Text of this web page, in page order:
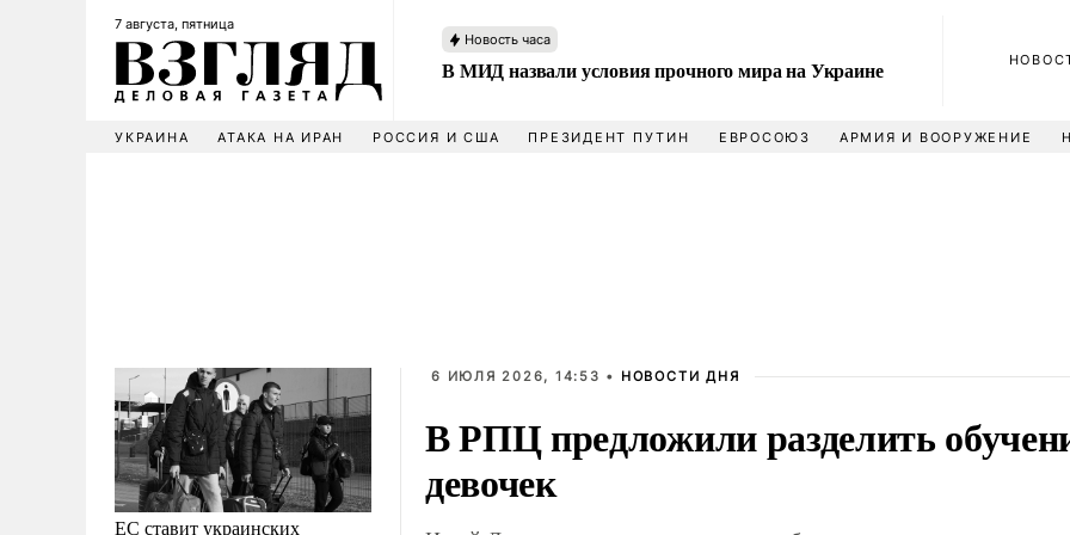
7 августа, пятница
Новость часа
В МИД назвали условия прочного мира на Украине
УКРАИНА АТАКА НА ИРАН РОССИЯ И США ПРЕЗИДЕНТ ПУТИН ЕВРОСОЮЗ АРМИЯ И ВООРУЖЕНИЕ
ЕС ставит украинских
6 ИЮЛЯ 2026, 14:53 • НОВОСТИ ДНЯ
В РПЦ предложили разделить
девочек